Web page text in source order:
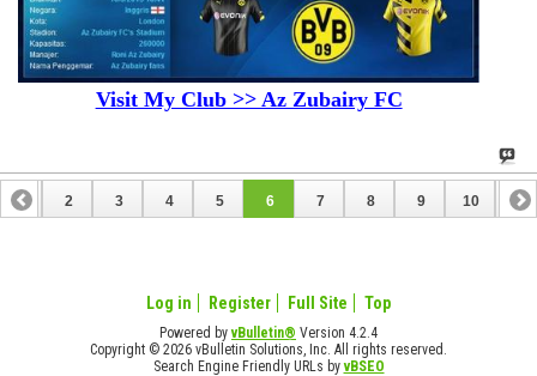
Visit My Club >> Az Zubairy FC
1 2 3 4 5 6 7 8 9 10 11
Log in Register Full Site Top
Powered byvBulletin® Version 4.2.4
Copyright © 2026 vBulletin Solutions, Inc. All rights reserved.
Search Engine Friendly URLs byvBSEO